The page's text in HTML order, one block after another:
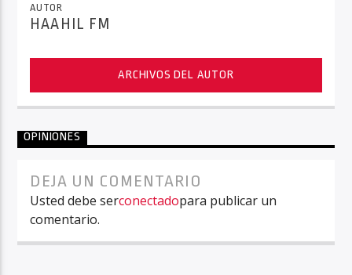
AUTOR
HAAHIL FM
ARCHIVOS DEL AUTOR
OPINIONES
DEJA UN COMENTARIO
Usted debe serconectadopara publicar un
comentario.